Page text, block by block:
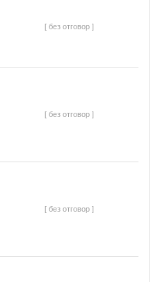
[ без отговор ]
[ без отговор ]
[ без отговор ]